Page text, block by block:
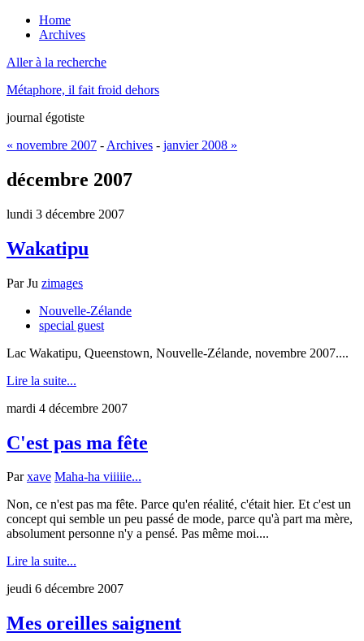
Home
Archives
Aller à la recherche
Métaphore, il fait froid dehors
journal égotiste
« novembre 2007 - Archives - janvier 2008 »
décembre 2007
lundi 3 décembre 2007
Wakatipu
ParJu zimages
Nouvelle-Zélande
special guest
Lac Wakatipu, Queenstown, Nouvelle-Zélande, novembre 2007....
Lire la suite...
mardi 4 décembre 2007
C'est pas ma fête
Parxave Maha-ha viiiiie...
Non, ce n'est pas ma fête. Parce qu'en réalité, c'était hier. Et c'est un
concept qui semble un peu passé de mode, parce qu'à part ma mère,
absolument personne n'y a pensé. Pas même moi....
Lire la suite...
jeudi 6 décembre 2007
Mes oreilles saignent